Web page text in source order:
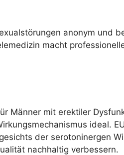
anonym und
macht
Männer mit erektiler
ideal.
der serotoninergen
nachhaltig verbessern.